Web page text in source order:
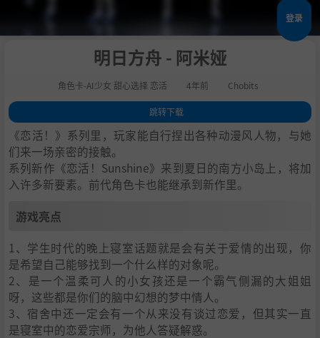
登录
明日方舟 - 阿米娅
角色卡-AI少女 甜心选择 恋活 4年前 Chobits
跳转下载
1.游戏亮点
2.人物卡一览
3.恋活sunshine角色卡MOD安装方法
4.下载地址
《恋活！》系列里，玩家能自行捏出各种动漫风人物，与她
们来一场亲密的接触。
系列新作《恋活！Sunshine》来到夏日的南方小岛上，将加
入许多新要素。前代角色卡也能继承到新作里。
游戏亮点
1、学生时代的晚上寝室话题就是会有关于爱情的出现，你
是希望自己能够找到一个什么样的对象呢。
2、是一个温柔可人的小女孩还是一个霸气侧漏的大姐姐
呀，这些都是你们的脑中幻想的梦中情人。
3、宿舍中还一定会有一个从来没有谈过恋爱，但其实一直
是寝室中的恋爱宗师，为他人答疑解惑。